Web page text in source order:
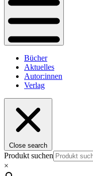
Bücher
Aktuelles
Autor:innen
Verlag
Close search
Produkt suchen
×